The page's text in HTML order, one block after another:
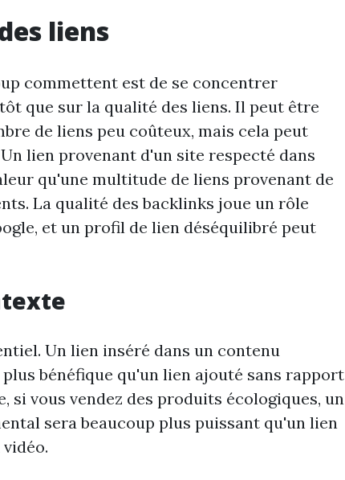
liens
commettent est de se concentrer
que sur la qualité des liens. Il peut être
de liens peu coûteux, mais cela peut
lien provenant d'un site respecté dans
qu'une multitude de liens provenant de
La qualité des backlinks joue un rôle
et un profil de lien déséquilibré peut
Un lien inséré dans un contenu
bénéfique qu'un lien ajouté sans rapport
si vous vendez des produits écologiques, un
sera beaucoup plus puissant qu'un lien